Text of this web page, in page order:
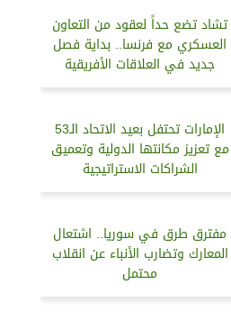
تشاد تضع حداً لعقود من التعاون
العسكري مع فرنسا.. بداية فصل
جديد في العلاقات الأفريقية
الإمارات تحتفل بعيد الاتحاد الـ53
مع تعزيز مكانتها الدولية وتعميق
الشراكات الاستراتيجية
مفترق طرق في سوريا.. اشتعال
المعارك وتضارب الأنباء عن انقلاب
محتمل